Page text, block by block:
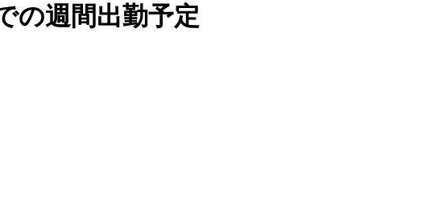
の週間出勤予定